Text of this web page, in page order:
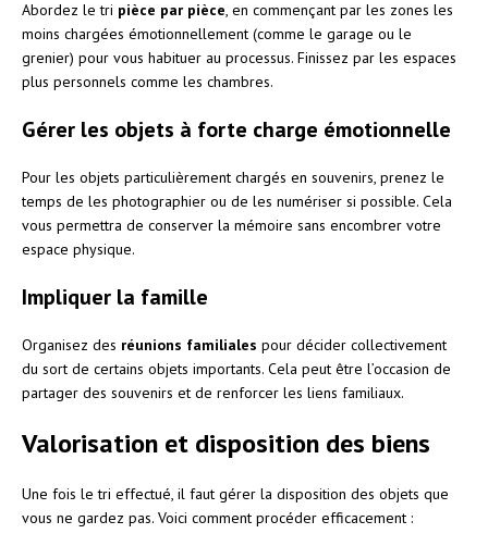
Abordez le tri pièce par pièce , en commençant par les zones les
moins chargées émotionnellement (comme le garage ou le
grenier) pour vous habituer au processus. Finissez par les espaces
plus personnels comme les chambres.
Gérer les objets à forte charge émotionnelle
Pour les objets particulièrement chargés en souvenirs, prenez le
temps de les photographier ou de les numériser si possible. Cela
vous permettra de conserver la mémoire sans encombrer votre
espace physique.
Impliquer la famille
Organisez des réunions familiales pour décider collectivement
du sort de certains objets importants. Cela peut être l’occasion de
partager des souvenirs et de renforcer les liens familiaux.
Valorisation et disposition des biens
Une fois le tri effectué, il faut gérer la disposition des objets que
vous ne gardez pas. Voici comment procéder efficacement :